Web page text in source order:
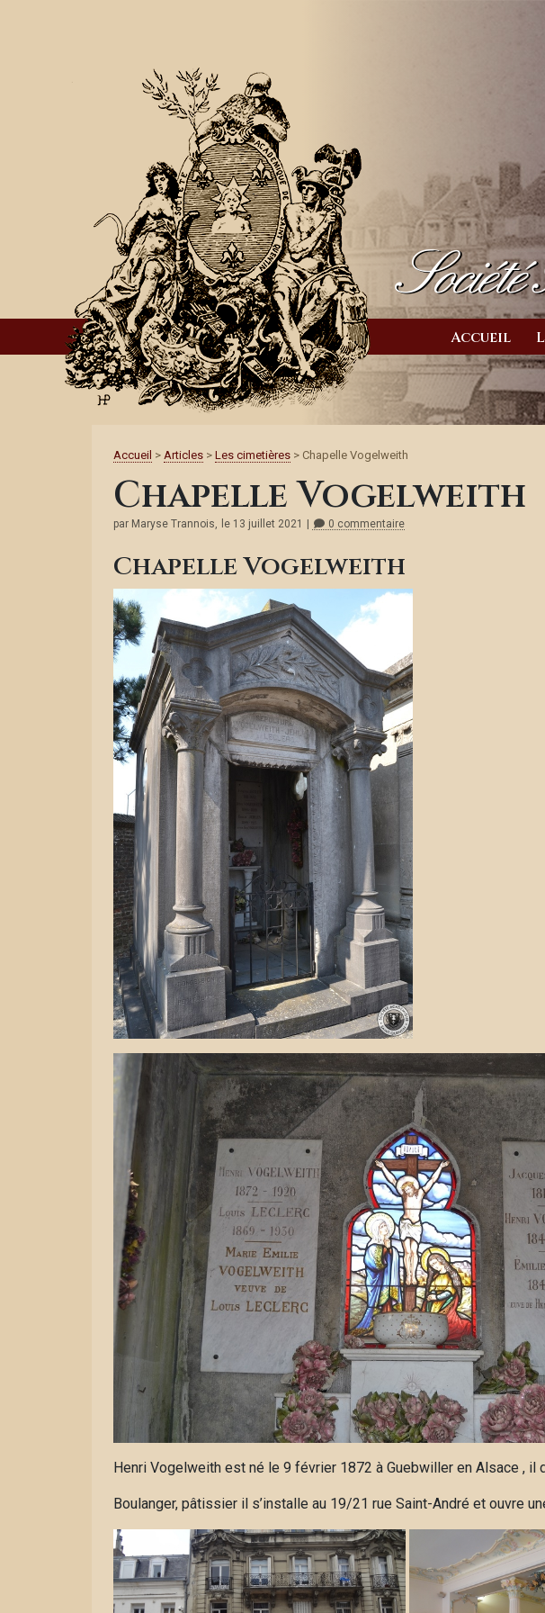
Accueil
Accueil > Articles > Les cimetières > Chapelle Vogelweith
Chapelle Vogelweith
par Maryse Trannois, le 13 juillet 2021 0 commentaire
Chapelle Vogelweith
Henri Vogelweith est né le 9 février 1872 à Guebwiller en Alsace ,
Boulanger, pâtissier il s’installe au 19/21 rue Saint-André et ouvre